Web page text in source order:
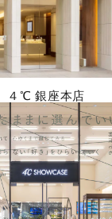
４℃ 銀座本店